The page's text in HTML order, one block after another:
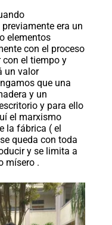
era un
elementos
con el proceso
el tiempo y
un valor
que una
y un
y para ello
el marxismo
la fábrica ( el
queda con toda
y se limita a
mísero .